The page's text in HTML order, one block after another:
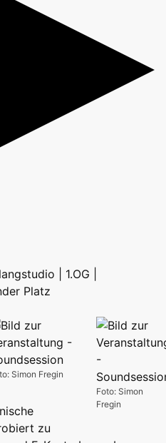
| 1.OG |
Platz
Foto: Simon
Fregin
Simon Fregin
zu